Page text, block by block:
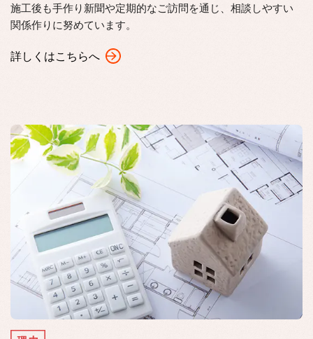
施工後も手作り新聞や定期的なご訪問を通じ、相談しやすい
関係作りに努めています。
詳しくはこちらへ